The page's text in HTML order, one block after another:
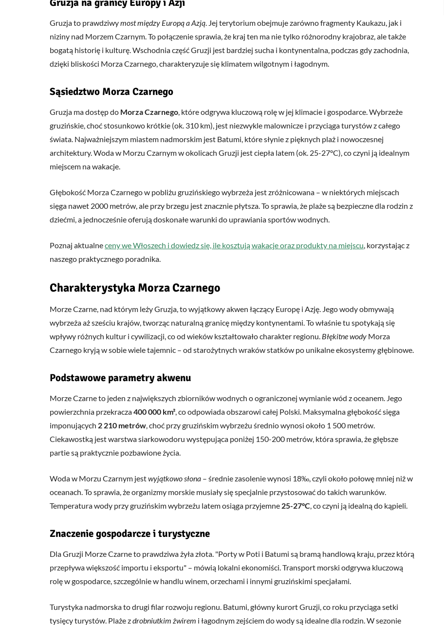
Gruzja to prawdziwymost między Europą a Azją. Jej terytorium obejmuje zarówno fragmenty Kaukazu, jak i
niziny nad Morzem Czarnym. To połączenie sprawia, że kraj ten ma nie tylko różnorodny krajobraz, ale także
bogatą historię i kulturę. Wschodnia część Gruzji jest bardziej sucha i kontynentalna, podczas gdy zachodnia,
dzięki bliskości Morza Czarnego, charakteryzuje się klimatem wilgotnym i łagodnym.
Sąsiedztwo Morza Czarnego
Gruzja ma dostęp do Morza Czarnego, które odgrywa kluczową rolę w jej klimacie i gospodarce. Wybrzeże
gruzińskie, choć stosunkowo krótkie (ok. 310 km), jest niezwykle malownicze i przyciąga turystów z całego
świata. Najważniejszym miastem nadmorskim jest Batumi, które słynie z pięknych plaż i nowoczesnej
architektury. Woda w Morzu Czarnym w okolicach Gruzji jest ciepła latem (ok. 25-27°C), co czyni ją idealnym
miejscem na wakacje.
Głębokość Morza Czarnego w pobliżu gruzińskiego wybrzeża jest zróżnicowana – w niektórych miejscach
sięga nawet 2000 metrów, ale przy brzegu jest znacznie płytsza. To sprawia, że plaże są bezpieczne dla rodzin z
dziećmi, a jednocześnie oferują doskonałe warunki do uprawiania sportów wodnych.
Poznaj aktualneceny we Włoszech i dowiedz się, ile kosztują wakacje oraz produkty na miejscu, korzystając z
naszego praktycznego poradnika.
Charakterystyka Morza Czarnego
Morze Czarne, nad którym leży Gruzja, to wyjątkowy akwen łączący Europę i Azję. Jego wody obmywają
wybrzeża aż sześciu krajów, tworząc naturalną granicę między kontynentami. To właśnie tu spotykają się
wpływy różnych kultur i cywilizacji, co od wieków kształtowało charakter regionu. Błękitne wody Morza
Czarnego kryją w sobie wiele tajemnic – od starożytnych wraków statków po unikalne ekosystemy głębinowe.
Podstawowe parametry akwenu
Morze Czarne to jeden z największych zbiorników wodnych o ograniczonej wymianie wód z oceanem. Jego
powierzchnia przekracza400 000 km², co odpowiada obszarowi całej Polski. Maksymalna głębokość sięga
imponujących 2 210 metrów, choć przy gruzińskim wybrzeżu średnio wynosi około 1 500 metrów.
Ciekawostką jest warstwa siarkowodoru występująca poniżej 150-200 metrów, która sprawia, że głębsze
partie są praktycznie pozbawione życia.
Woda w Morzu Czarnym jestwyjątkowo słona – średnie zasolenie wynosi 18‰, czyli około połowę mniej niż w
oceanach. To sprawia, że organizmy morskie musiały się specjalnie przystosować do takich warunków.
Temperatura wody przy gruzińskim wybrzeżu latem osiąga przyjemne 25-27°C, co czyni ją idealną do kąpieli.
Znaczenie gospodarcze i turystyczne
Dla Gruzji Morze Czarne to prawdziwa żyła złota. Porty w Poti i Batumi są bramą handlową kraju, przez którą
przepływa większość importu i eksportu – mówią lokalni ekonomiści. Transport morski odgrywa kluczową
rolę w gospodarce, szczególnie w handlu winem, orzechami i innymi gruzińskimi specjałami.
Turystyka nadmorska to drugi filar rozwoju regionu. Batumi, główny kurort Gruzji, co roku przyciąga setki
tysięcy turystów. Plaże zdrobniutkim żwirem i łagodnym zejściem do wody są idealne dla rodzin. W sezonie